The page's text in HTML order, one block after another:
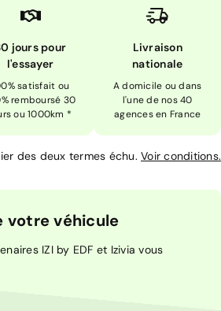
jours pour
l'essayer
satisfait ou
remboursé 30
ou 1000km *
Livraison
nationale
A domicile ou dans
l'une de nos 40
agences en France
des deux termes échu. Voir conditions.
votre véhicule
IZI by EDF et Izivia vous